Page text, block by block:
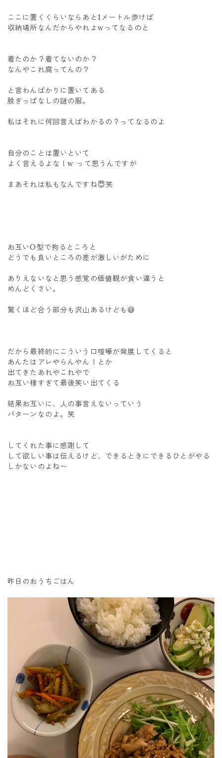
ここに置くくらいならあと1メートル歩けば
収納場所なんだからやれよwってなるのと
着たのか？着てないのか？
なんやこれ腐ってんの？
と言わんばかりに置いてある
脱ぎっぱなしの謎の服。
私はそれに何回言えばわかるの？ってなるのよ
自分のことは置いといて
よく言えるよな！w って思うんですが
まあそれは私もなんですね😇笑
お互いO型で拘るところと
どうでも良いところの差が激しいがために
ありえないなと思う感覚の価値観が食い違うと
めんどくさい。
驚くほど合う部分も沢山あるけども😅
だから最終的にこういう口喧嘩が発展してくると
あんたはアレやらんやん！とか
出てきたあれやこれやで
お互い様すぎて最後笑い出てくる
結果お互いに、人の事言えないっていう
パターンなのよ。笑
してくれた事に感謝して
して欲しい事は伝えるけど、できるときにできるひとがやる
しかないのよね〜
昨日のおうちごはん